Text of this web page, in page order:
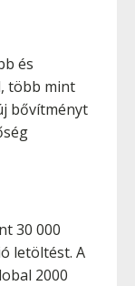
és
több mint
bővítményt
30 000
letöltést. A
2000